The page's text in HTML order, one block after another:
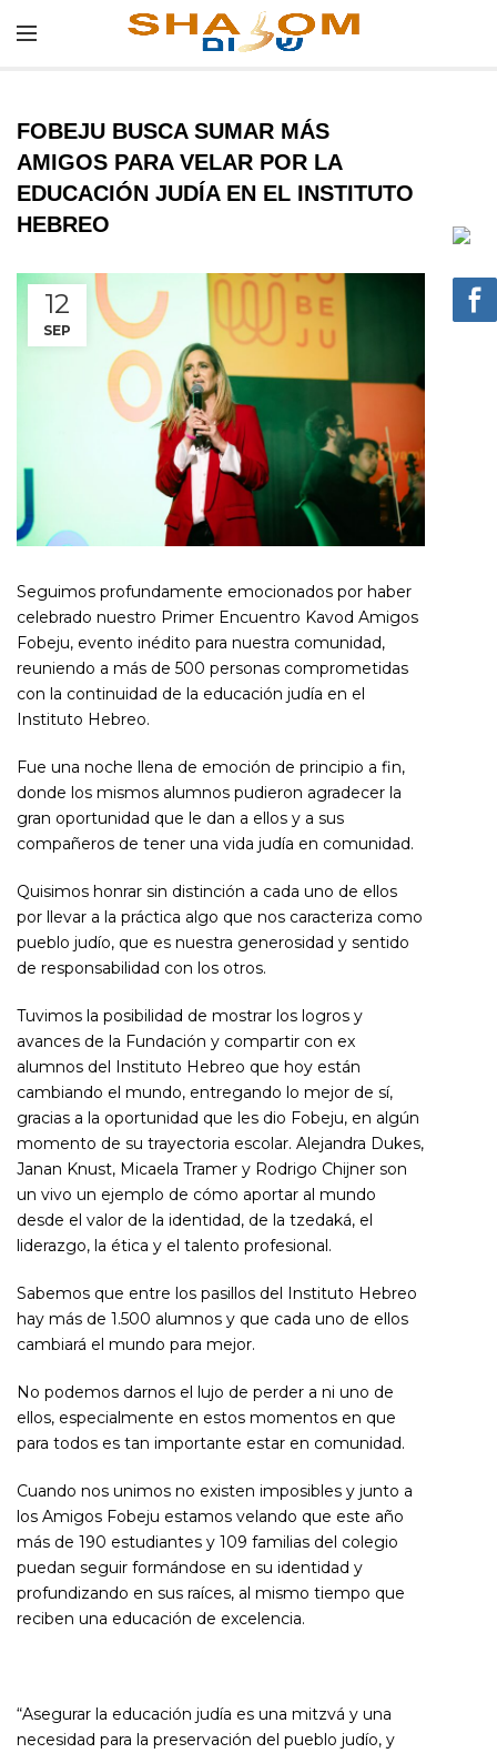
FOBEJU BUSCA SUMAR MÁS
AMIGOS PARA VELAR POR LA
EDUCACIÓN JUDÍA EN EL INSTITUTO
HEBREO
12
SEP
Seguimos profundamente emocionados por haber
celebrado nuestro Primer Encuentro Kavod Amigos
Fobeju, evento inédito para nuestra comunidad,
reuniendo a más de 500 personas comprometidas
con la continuidad de la educación judía en el
Instituto Hebreo.
Fue una noche llena de emoción de principio a fin,
donde los mismos alumnos pudieron agradecer la
gran oportunidad que le dan a ellos y a sus
compañeros de tener una vida judía en comunidad.
Quisimos honrar sin distinción a cada uno de ellos
por llevar a la práctica algo que nos caracteriza como
pueblo judío, que es nuestra generosidad y sentido
de responsabilidad con los otros.
Tuvimos la posibilidad de mostrar los logros y
avances de la Fundación y compartir con ex
alumnos del Instituto Hebreo que hoy están
cambiando el mundo, entregando lo mejor de sí,
gracias a la oportunidad que les dio Fobeju, en algún
momento de su trayectoria escolar. Alejandra Dukes,
Janan Knust, Micaela Tramer y Rodrigo Chijner son
un vivo un ejemplo de cómo aportar al mundo
desde el valor de la identidad, de la tzedaká, el
liderazgo, la ética y el talento profesional.
Sabemos que entre los pasillos del Instituto Hebreo
hay más de 1.500 alumnos y que cada uno de ellos
cambiará el mundo para mejor.
No podemos darnos el lujo de perder a ni uno de
ellos, especialmente en estos momentos en que
para todos es tan importante estar en comunidad.
Cuando nos unimos no existen imposibles y junto a
los Amigos Fobeju estamos velando que este año
más de 190 estudiantes y 109 familias del colegio
puedan seguir formándose en su identidad y
profundizando en sus raíces, al mismo tiempo que
reciben una educación de excelencia.
“Asegurar la educación judía es una mitzvá y una
necesidad para la preservación del pueblo judío, y